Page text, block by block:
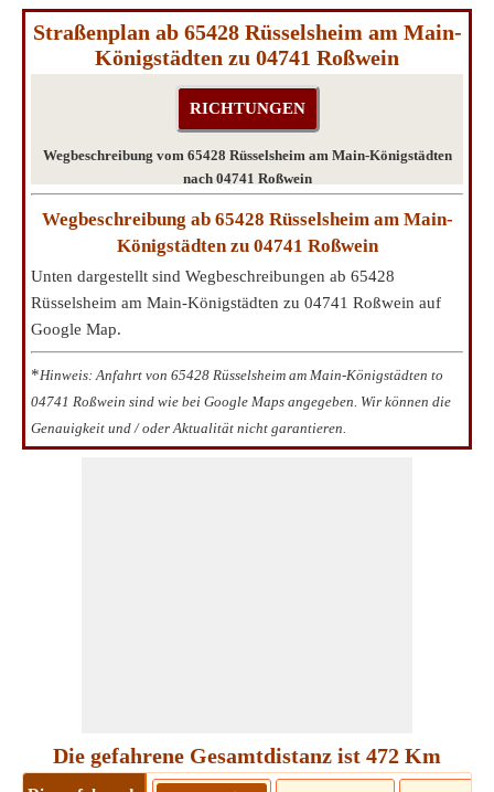
Straßenplan ab 65428 Rüsselsheim am Main-
Königstädten zu 04741 Roßwein
Wegbeschreibung vom 65428 Rüsselsheim am Main-Königstädten
nach 04741 Roßwein
Wegbeschreibung ab 65428 Rüsselsheim am Main-
Königstädten zu 04741 Roßwein
Unten dargestellt sind Wegbeschreibungen ab 65428
Rüsselsheim am Main-Königstädten zu 04741 Roßwein auf
Google Map.
*Hinweis: Anfahrt von 65428 Rüsselsheim am Main-Königstädten to
04741 Roßwein sind wie bei Google Maps angegeben. Wir können die
Genauigkeit und / oder Aktualität nicht garantieren.
Die gefahrene Gesamtdistanz ist 472 Km